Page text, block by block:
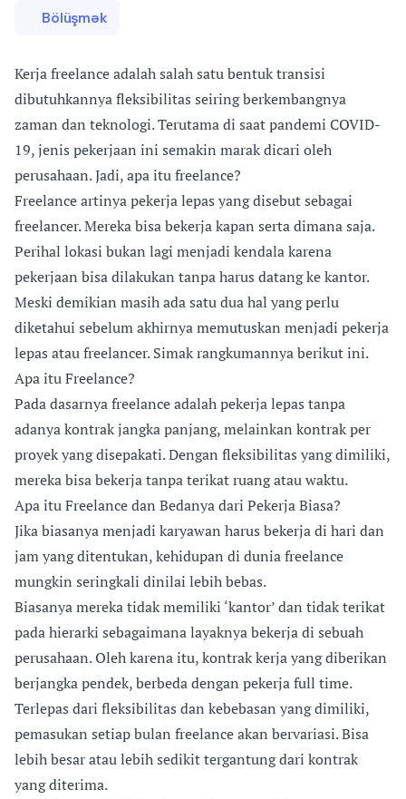
Bölüşmək
Kerja freelance adalah salah satu bentuk transisi
dibutuhkannya fleksibilitas seiring berkembangnya
zaman dan teknologi. Terutama di saat pandemi COVID-
19, jenis pekerjaan ini semakin marak dicari oleh
perusahaan. Jadi, apa itu freelance?
Freelance artinya pekerja lepas yang disebut sebagai
freelancer. Mereka bisa bekerja kapan serta dimana saja.
Perihal lokasi bukan lagi menjadi kendala karena
pekerjaan bisa dilakukan tanpa harus datang ke kantor.
Meski demikian masih ada satu dua hal yang perlu
diketahui sebelum akhirnya memutuskan menjadi pekerja
lepas atau freelancer. Simak rangkumannya berikut ini.
Apa itu Freelance?
Pada dasarnya freelance adalah pekerja lepas tanpa
adanya kontrak jangka panjang, melainkan kontrak per
proyek yang disepakati. Dengan fleksibilitas yang dimiliki,
mereka bisa bekerja tanpa terikat ruang atau waktu.
Apa itu Freelance dan Bedanya dari Pekerja Biasa?
Jika biasanya menjadi karyawan harus bekerja di hari dan
jam yang ditentukan, kehidupan di dunia freelance
mungkin seringkali dinilai lebih bebas.
Biasanya mereka tidak memiliki ‘kantor’ dan tidak terikat
pada hierarki sebagaimana layaknya bekerja di sebuah
perusahaan. Oleh karena itu, kontrak kerja yang diberikan
berjangka pendek, berbeda dengan pekerja full time.
Terlepas dari fleksibilitas dan kebebasan yang dimiliki,
pemasukan setiap bulan freelance akan bervariasi. Bisa
lebih besar atau lebih sedikit tergantung dari kontrak
yang diterima.